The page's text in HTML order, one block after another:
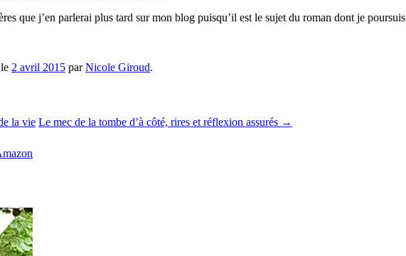
que j’en parlerai plus tard sur mon blog puisqu’il est le sujet du roman dont je
le 2 avril 2015 parNicole Giroud.
la vie Le mec de la tombe d’à côté, rires et réflexion assurés →